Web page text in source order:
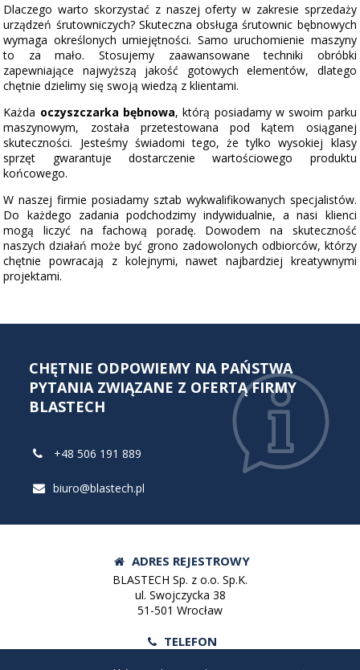
Dlaczego warto skorzystać z naszej oferty w zakresie sprzedaży
urządzeń śrutowniczych? Skuteczna obsługa śrutownic bębnowych
wymaga określonych umiejętności. Samo uruchomienie maszyny
to za mało. Stosujemy zaawansowane techniki obróbki
zapewniające najwyższą jakość gotowych elementów, dlatego
chętnie dzielimy się swoją wiedzą z klientami.
Każda oczyszczarka bębnowa, którą posiadamy w swoim parku
maszynowym, została przetestowana pod kątem osiąganej
skuteczności. Jesteśmy świadomi tego, że tylko wysokiej klasy
sprzęt gwarantuje dostarczenie wartościowego produktu
końcowego.
W naszej firmie posiadamy sztab wykwalifikowanych specjalistów.
Do każdego zadania podchodzimy indywidualnie, a nasi klienci
mogą liczyć na fachową poradę. Dowodem na skuteczność
naszych działań może być grono zadowolonych odbiorców, którzy
chętnie powracają z kolejnymi, nawet najbardziej kreatywnymi
projektami.
CHĘTNIE ODPOWIEMY NA PAŃSTWA
PYTANIA ZWIĄZANE Z OFERTĄ FIRMY
BLASTECH
+48 506 191 889
biuro@blastech.pl
ADRES REJESTROWY
BLASTECH Sp. z o.o. Sp.K.
ul. Swojczycka 38
51-501 Wrocław
TELEFON